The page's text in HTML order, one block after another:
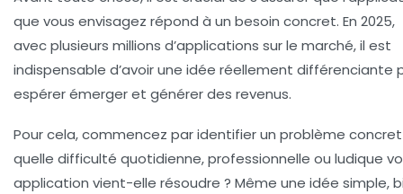
que vous envisagez répond à un besoin concret. En 2025,
avec plusieurs millions d’applications sur le marché, il est
indispensable d’avoir une idée réellement différenciante
espérer émerger et générer des revenus.
Pour cela, commencez paridentifier un problème concret
quelle difficulté quotidienne, professionnelle ou ludique
application vient-elle résoudre ? Même une idée simple,